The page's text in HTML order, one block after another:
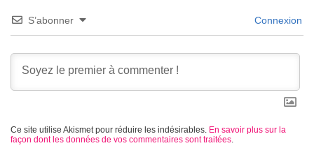
S’abonner Connexion
Ce site utilise Akismet pour réduire les indésirables. En savoir plus sur la
façon dont les données de vos commentaires sont traitées.